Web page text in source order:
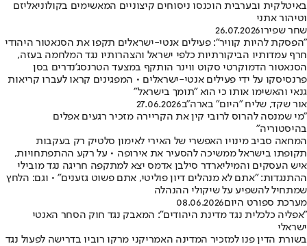
באיטלקית ובערבית הוכנסו ניסוחים קיצוניים המאשימים בקולוניאליזם
וטיהור אתני
שחר שפירו26.07.2026
"הפסקת להיות קוויר": פעילים אנטי-ישראלים תקפו את הסנאטור היהודי
חרף עמדותיו הביקורתיות כלפי ישראל והצהרותיו נגד המלחמה בעזה,
הסנאטור הדמוקרטי סקוט ווינר הותקף במצעד הטרנסג'נדרים בסן
פרנסיסקו על ידי פעילים אנטי-ישראלים • המפגינים קראו לעברו קריאות
גנאי והאשימו אותו כי הוא "תומך בישראל"
אור שקד, שליח "היום" בארה"ב27.06.2026
"מי שמנסה להרוס לרובי קין את הקריירה מזכיר רגעים אפלים
בהיסטוריה"
המחאה סביב מינויו האפשרי של האירי לאימון סלטיק רק בעקבות
תקופתו בישראל ממשיכה להסעיר את אירופה • על רקע ההתפתחויות,
איש העסקים והמיליארדר סילבן אדמס יצא למתקפה חריגה נגד מובילי
ההתנגדות: "אתם לא מנהלים דיון פוליטי, אתם פשוט גזענים" • וגם: הלחץ
שמתחיל להשפיע על שיקולי ההנהלה
מערכת ספורט היום08.06.2026
"אפליה כלכלית נגד מדינת היהודים": המאבק נגד חוק הסחר האנטי
ישראלי
בשורת הדין פנו למזכיר המדינה האמריקני מרקו רוביו בדרישה לפעול נגד